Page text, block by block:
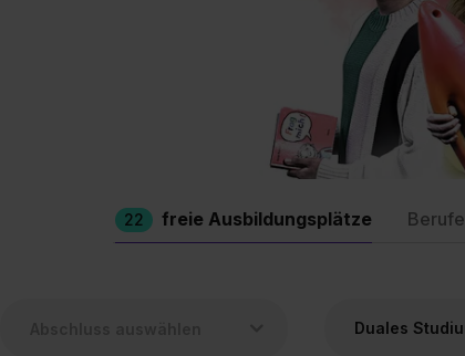
22 freie Ausbildungsplätze Berufe